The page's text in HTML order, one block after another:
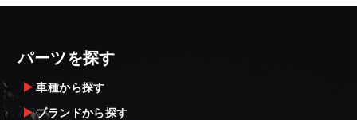
・発送先に、塗装・取付店等の業者様をご指
・メーカーによっては、配送先が自動車関連
業者でなければ、配送出来ないことがあるこ
とは予めご了承ください。
パーツを探す
車種から探す
ブランドから探す